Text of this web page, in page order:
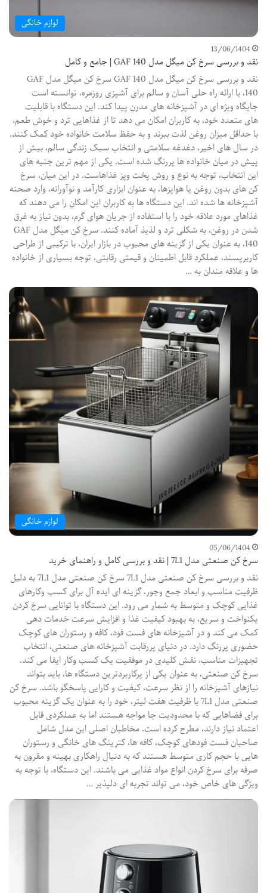
لوازم خانگی
13/06/1404
نقد و بررسی سرخ کن میگل مدل GAF 140 | جامع و کامل
نقد و بررسی سرخ کن میگل مدل GAF 140 سرخ کن میگل مدل GAF
140، با ارائه راه حلی آسان و سالم برای آشپزی روزمره، توانسته است
جایگاه ویژه ای در آشپزخانه های مدرن پیدا کند. این دستگاه با قابلیت
های متعدد خود، به کاربران امکان می دهد تا از غذاهایی ترد و خوش طعم،
با حداقل میزان روغن لذت ببرند و به حفظ سلامت خانواده خود کمک کنند.
در سال های اخیر، دغدغه سلامتی و انتخاب سبک زندگی سالم، بیش از
پیش در میان خانواده ها پررنگ شده است. یکی از مهم ترین جنبه های
این انتخاب، توجه به نوع و روش پخت وپز غذاهاست. در این میان، سرخ
کن های بدون روغن یا هواپزها، به عنوان ابزاری کارآمد و نوآورانه، وارد صحنه
آشپزخانه ها شده اند. این دستگاه ها به کاربران این امکان را می دهند که
غذاهای مورد علاقه خود را با استفاده از جریان هوای گرم، بدون نیاز به غرق
شدن در روغن، به شکلی ترد و لذیذ آماده کنند. سرخ کن میگل مدل GAF
140، به عنوان یکی از گزینه های محبوب در بازار ایران، با ترکیبی از طراحی
کاربرپسند، عملکرد قابل اطمینان و قیمتی رقابتی، توجه بسیاری از خانواده
ها و علاقه مندان به …
لوازم خانگی
05/06/1404
سرخ کن صنعتی مدل 7L1 | نقد و بررسی کامل و راهنمای خرید
نقد و بررسی سرخ کن صنعتی مدل 7L1 سرخ کن صنعتی مدل 7L1 به دلیل
ظرفیت مناسب و ابعاد جمع وجور، گزینه ای ایده آل برای کسب وکارهای
غذایی کوچک و متوسط به شمار می رود. این دستگاه با توانایی سرخ کردن
یکنواخت و سریع، به بهبود کیفیت غذا و افزایش سرعت خدمات دهی
کمک می کند و در آشپزخانه های فست فود، کافه و رستوران های کوچک
حضوری پررنگ دارد. در دنیای پررقابت آشپزخانه های صنعتی، انتخاب
تجهیزات مناسب، نقش کلیدی در موفقیت یک کسب وکار ایفا می کند.
سرخ کن صنعتی، به عنوان یکی از پرکاربردترین دستگاه ها، باید بتواند
نیازهای آشپزخانه را از نظر سرعت، کیفیت و کارایی پاسخگو باشد. سرخ کن
صنعتی مدل 7L1 با ظرفیت هفت لیتر، خود را به عنوان یک گزینه محبوب
برای فضاهایی که با محدودیت جا مواجه هستند اما به عملکردی قابل
اعتماد نیاز دارند، مطرح کرده است. مخاطبان اصلی این مدل شامل
صاحبان فست فودهای کوچک، کافه ها، کترینگ های خانگی و رستوران
هایی با حجم کاری متوسط هستند که به دنبال راهکاری بهینه و مقرون به
صرفه برای سرخ کردن انواع مواد غذایی می باشند. این دستگاه، با توجه به
ویژگی های خاص خود، می تواند تجربه ای دلپذیر …